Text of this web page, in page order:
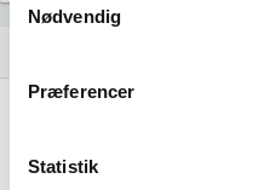
Nødvendig
Præferencer
Statistik